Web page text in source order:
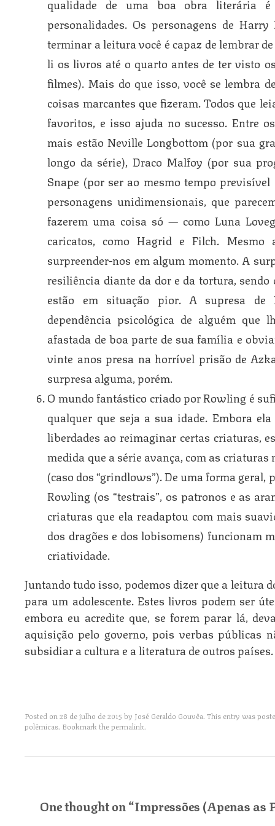
personalidades. Os personagens de
terminar a leitura você é capaz de lembrar
li os livros até o quarto antes de ter visto
filmes). Mais do que isso, você se lembra
coisas marcantes que fizeram. Todos que
favoritos, e isso ajuda no sucesso. Entre
mais estão Neville Longbottom (por sua
longo da série), Draco Malfoy (por sua
Snape (por ser ao mesmo tempo
personagens unidimensionais, que
fazerem uma coisa só — como Luna
caricatos, como Hagrid e Filch. Mesmo
surpreender-nos em algum momento. A
resiliência diante da dor e da tortura, sendo
estão em situação pior. A supresa
dependência psicológica de alguém
afastada de boa parte de sua família e
vinte anos presa na horrível prisão de
surpresa alguma, porém.
O mundo fantástico criado por Rowling é
qualquer que seja a sua idade. Embora
liberdades ao reimaginar certas criaturas,
medida que a série avança, com as
(caso dos “grindlows”). De uma forma geral,
Rowling (os “testrais”, os patronos e as
criaturas que ela readaptou com mais
dos dragões e dos lobisomens) funcionam
criatividade.
Juntando tudo isso, podemos dizer que a leitura
para um adolescente. Estes livros podem ser
embora eu acredite que, se forem parar lá,
aquisição pelo governo, pois verbas públicas
subsidiar a cultura e a literatura de outros países.
Posted on28 de julho de 2015 by José Geraldo Gouvêa. This entry was
polêmicas. Bookmark thepermalink.
Post navigation
One thought on “Impressões (Apenas